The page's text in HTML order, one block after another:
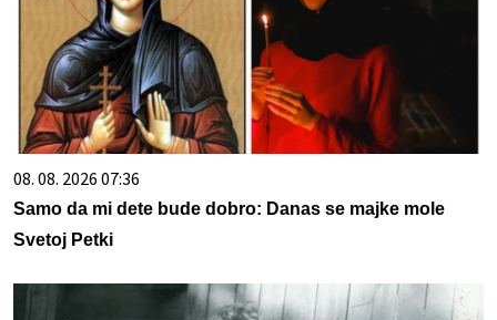
08. 08. 2026 07:36
Samo da mi dete bude dobro: Danas se majke mole
Svetoj Petki